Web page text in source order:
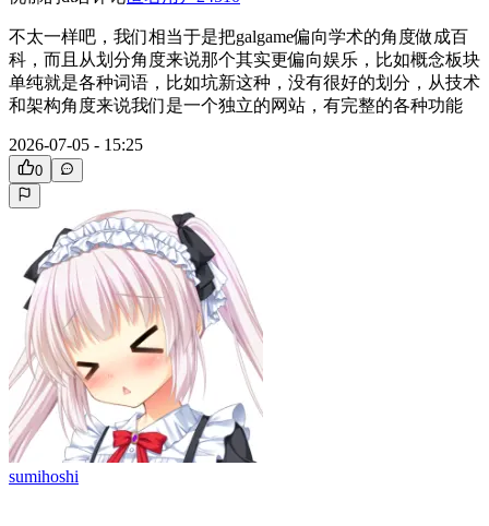
不太一样吧，我们相当于是把galgame偏向学术的角度做成百
科，而且从划分角度来说那个其实更偏向娱乐，比如概念板块
单纯就是各种词语，比如坑新这种，没有很好的划分，从技术
和架构角度来说我们是一个独立的网站，有完整的各种功能
2026-07-05 - 15:25
0
sumihoshi